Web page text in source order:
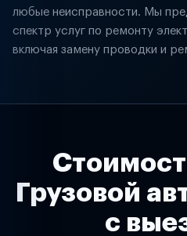
любые неисправности. Мы
спектр услуг по ремонту
включая замену проводки и
Грузовой
с